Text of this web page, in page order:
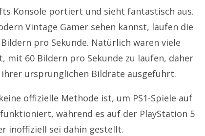
Konsole portiert und sieht fantastisch aus.
Vintage Gamer sehen kannst, laufen die
pro Sekunde. Natürlich waren viele
mit 60 Bildern pro Sekunde zu laufen, daher
ursprünglichen Bildrate ausgeführt.
offizielle Methode ist, um PS1-Spiele auf
während es auf der PlayStation 5
inoffiziell sei dahin gestellt.